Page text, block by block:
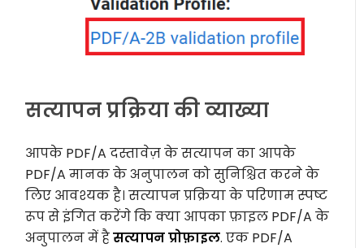
सत्यापन प्रक्रिया की व्याख्या
आपके PDF/A दस्तावेज़ के सत्यापन का आपके
PDF/A मानक के अनुपालन को सुनिश्चित करने के
लिए आवश्यक है। सत्यापन प्रक्रिया के परिणाम स्पष्ट
रूप से इंगित करेंगे कि क्या आपका फ़ाइल PDF/A के
अनुपालन में हैसत्यापन प्रोफ़ाइल. एक PDF/A